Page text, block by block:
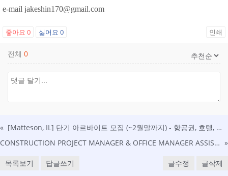
e-mail jakeshin170@gmail.com
좋아요 0 싫어요 0 인쇄
전체 0
«
[Matteson, IL] 단기 아르바이트 모집 (~2월말까지) - 항공권, 호텔, 식사 제공 - 공장 셋업 보조 업무
CONSTRUCTION PROJECT MANAGER & OFFICE MANAGER ASSISTANCT 구인 (영주권 sponsor 가능) »
목록보기 답글쓰기 글수정 글삭제